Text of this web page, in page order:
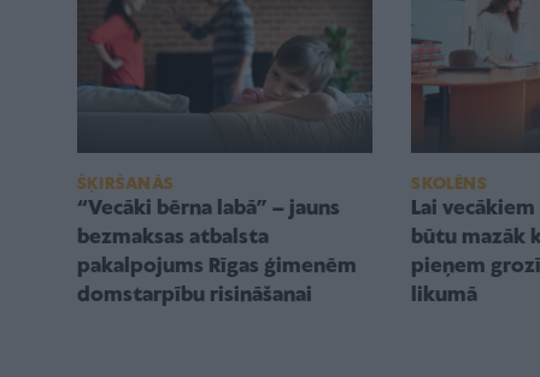
ŠĶIRŠANĀS
“Vecāki bērna labā” – jauns
bezmaksas atbalsta
pakalpojums Rīgas ģimenēm
domstarpību risināšanai
SKOLĒNS
Lai
būtu mazāk
pieņem
likumā